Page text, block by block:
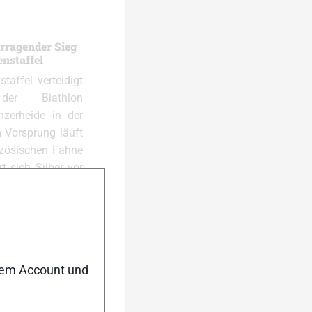
Sieg
verteidigt
Biathlon
in der
Vorsprung läuft
Fahne
sich Silber vor
beachtlichen
Perrot wird
Tommaso
Account und